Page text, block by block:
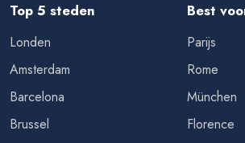
Top 5 steden
Londen
Amsterdam
Barcelona
Brussel
Best
Parijs
Rome
München
Florence